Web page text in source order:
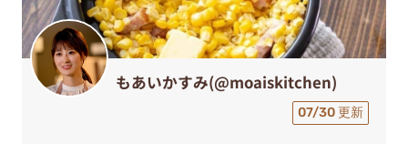
もあいかすみ(@moaiskitchen)
07/30 更新